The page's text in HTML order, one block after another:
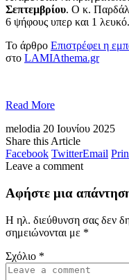
Σεπτεμβρίου. Ο κ.
6 ψήφους υπερ και 1 λευκό.
Το άρθρο Επιστρέφει η
στο LAMIAthema.gr
Read More
melodia 20 Ιουνίου 2025
Share this Article
Facebook TwitterEmail
Leave a comment
Αφήστε μια
Η ηλ. διεύθυνση σας δεν
σημειώνονται με *
Σχόλιο *